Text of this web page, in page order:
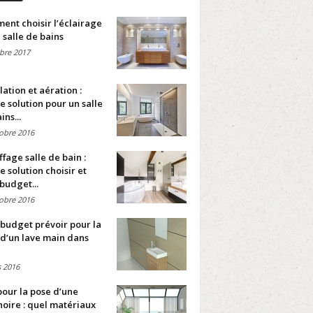
choisir l’éclairage
salle de bains
2017
et aération :
solution pour un salle
2016
salle de bain :
solution choisir et
2016
prévoir pour la
lave main dans
2016
la pose d’une
: quel matériaux